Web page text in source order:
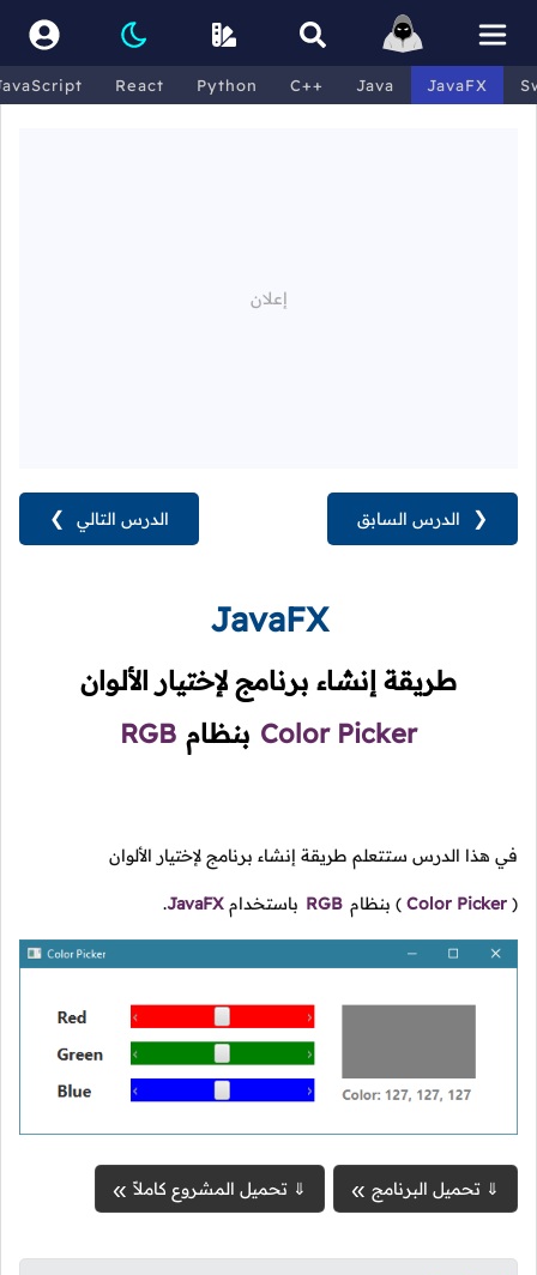
React Python C++ Java JavaFX
الدرس التالي ❯ ❮ الدرس السابق
JavaFX
طريقة إنشاء برنامج لإختيار الألوان
Color Picker بنظام RGB
في هذا الدرس ستتعلم طريقة إنشاء برنامج لإختيار الألوان
(
Color Picker
) بنظام RGB باستخدام JavaFX
.
⇓ تحميل البرنامج ⇓ تحميل المشروع كاملاً